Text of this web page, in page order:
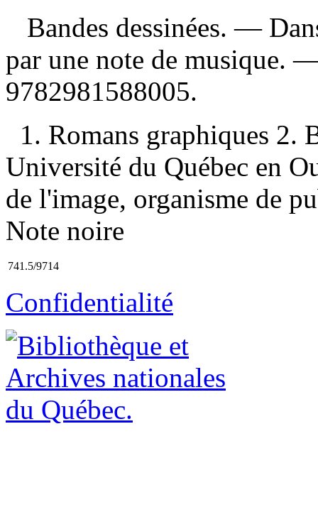
Bandes dessinées. —
par une note de musique.
9782981588005.
1. Romans graphiques 2.
Université du Québec en
de l'image, organisme de
Note noire
741.5/9714
Confidentialité